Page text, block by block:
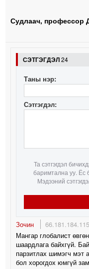
Судлаач, профессор
СЭТГЭГДЭЛ24
Таны нэр:
Сэтгэгдэл:
Та сэтгэгдэл
баримтална уу. Ёс
Мэдээний
Зочин 66.181.184.115
Мангар глобалист
шаардлага байхгүй.
парзитлах шимэгч мэт
бол хорогдох юмгүй